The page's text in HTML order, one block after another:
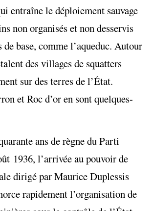
entraîne le déploiement sauvage
non organisés et non desservis
de base, comme l’aqueduc. Autour
des villages de squatters
sur des terres de l’État.
et Roc d’oren sont quelques-
ans de règne du Parti
1936, l’arrivée au pouvoir de
dirigé par Maurice Duplessis
rapidement l’organisation de